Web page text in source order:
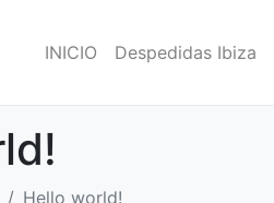
INICIO Despedidas Ibiza
Hello world!